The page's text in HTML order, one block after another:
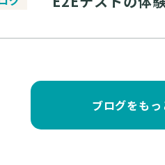
ブログをもっ